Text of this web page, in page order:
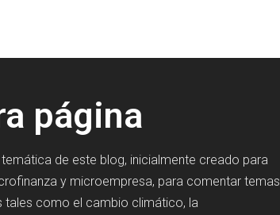
página
de este blog, inicialmente creado para
y microempresa, para comentar temas
tales como el cambio climático, la